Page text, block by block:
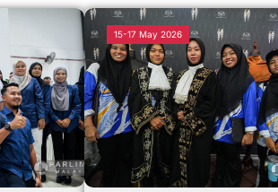
15-17 May 2026